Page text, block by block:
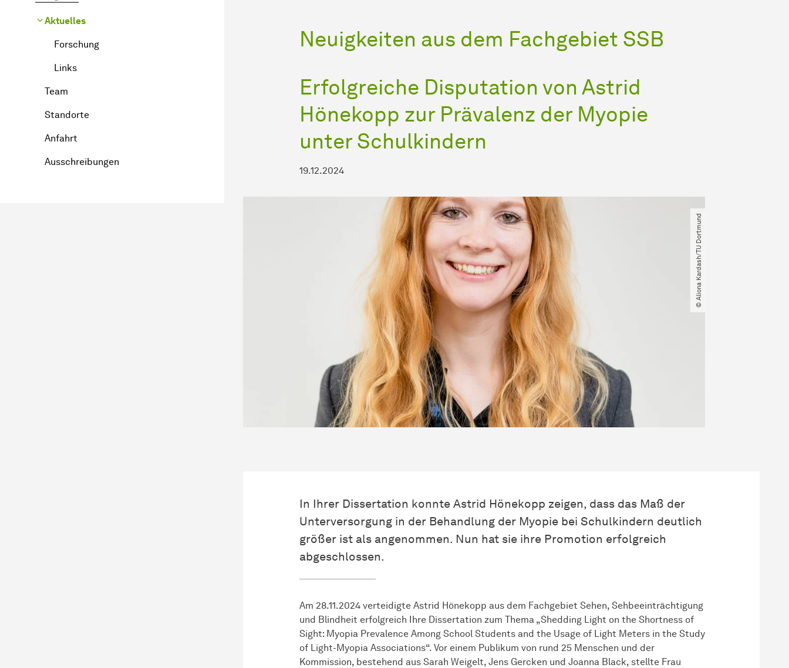
Aktuelles
Forschung
Links
Team
Standorte
Anfahrt
Ausschreibungen
Neuigkeiten aus dem Fachgebiet SSB
Erfolgreiche Disputation von Astrid
Hönekopp zur Prävalenz der Myopie
unter Schulkindern
19.12.2024
© Aliona Kardash​​/​TU Dortmund
In Ihrer Dissertation konnte Astrid Hönekopp zeigen, dass das Maß der
Unterversorgung in der Behandlung der Myopie bei Schulkindern deutlich
größer ist als angenommen. Nun hat sie ihre Promotion erfolgreich
abgeschlossen.
Am 28.11.2024 verteidigte Astrid Hönekopp aus dem Fachgebiet Sehen, Sehbeeinträchtigung
und Blindheit erfolgreich Ihre Dissertation zum Thema „Shedding Light on the Shortness of
Sight: Myopia Prevalence Among School Students and the Usage of Light Meters in the Study
of Light-Myopia Associations“. Vor einem Publikum von rund 25 Menschen und der
Kommission, bestehend aus Sarah Weigelt, Jens Gercken und Joanna Black, stellte Frau